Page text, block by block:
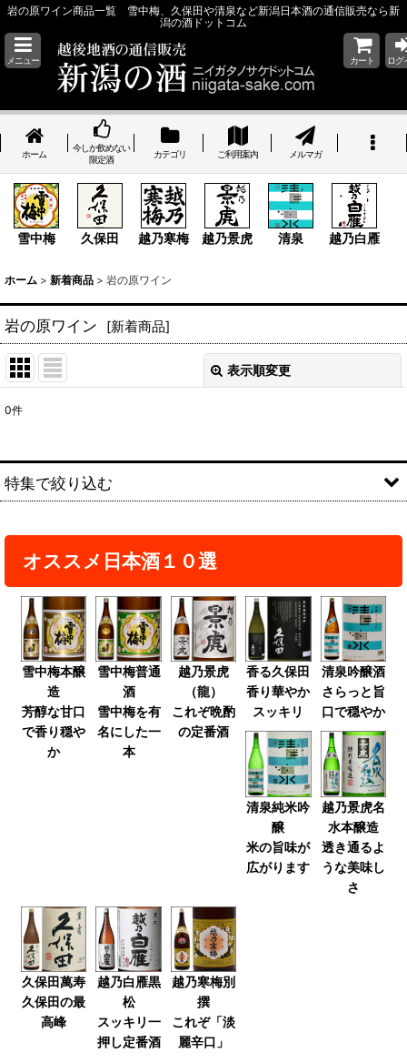
岩の原ワイン商品一覧 雪中梅、久保田や清泉など新潟日本酒の通信販売なら新
潟の酒ドットコム
メニュー カート ログ
ホーム
今しか飲めない
限定酒
カテゴリ ご利用案内 メルマガ
雪中梅 久保田 越乃寒梅 越乃景虎 清泉 越乃白雁
ホーム > 新着商品 > 岩の原ワイン
岩の原ワイン [新着商品]
表示順変更
並び順 :
0件
特集で絞り込む
ポイントUP！商品
純米大吟醸酒
大吟醸酒
純米吟醸酒
吟醸酒
特別純米酒、純米酒
春の限定酒（3月～5月）
夏の限定酒（6月～8月）
秋の限定酒（9月～11月）
冬の限定酒（11月〜2月）
オススメ日本酒１０選
雪中梅本醸
造
芳醇な甘口
で香り穏や
か
雪中梅普通
酒
雪中梅を有
名にした一
本
越乃景虎
（龍）
これぞ晩酌
の定番酒
香る久保田
香り華やか
スッキリ
清泉吟醸酒
さらっと旨
口で穏やか
清泉純米吟
醸
米の旨味が
広がります
越乃景虎名
水本醸造
透き通るよ
うな美味し
さ
久保田萬寿
久保田の最
高峰
越乃白雁黒
松
スッキリ一
押し定番酒
越乃寒梅別
撰
これぞ「淡
麗辛口」